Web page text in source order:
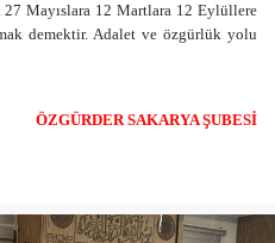
Mayıslara 12 Martlara 12 Eylüllere
demektir. Adalet ve özgürlük yolu
ÖZGÜRDER SAKARYA ŞUBESİ